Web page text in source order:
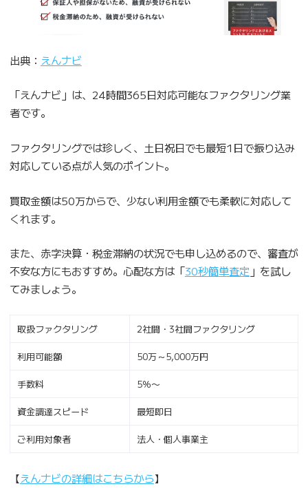
出典： えんナビ
「えんナビ」は、24時間365日対応可能なファクタリング業
者です。
ファクタリングでは珍しく、土日祝日でも最短1日で振り込み
対応している点が人気のポイント。
買取金額は50万からで、少ない利用金額でも柔軟に対応して
くれます。
また、赤字決算・税金滞納の状況でも申し込めるので、審査が
不安な方にもおすすめ。心配な方は「30秒簡単査定 」を試し
てみましょう。
取扱ファクタリング 2社間・3社間ファクタリング
利用可能額 50万～5,000万円
手数料 5％〜
資金調達スピード 最短即日
ご利用対象者 法人・個人事業主
【えんナビの詳細はこちらから】